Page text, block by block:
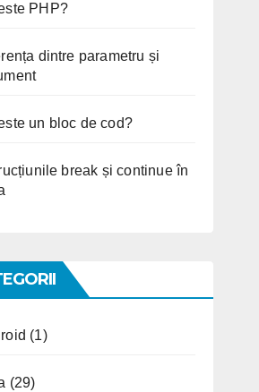
PHP?
dintre parametru și
un bloc de cod?
break și continue în
(1)
(29)